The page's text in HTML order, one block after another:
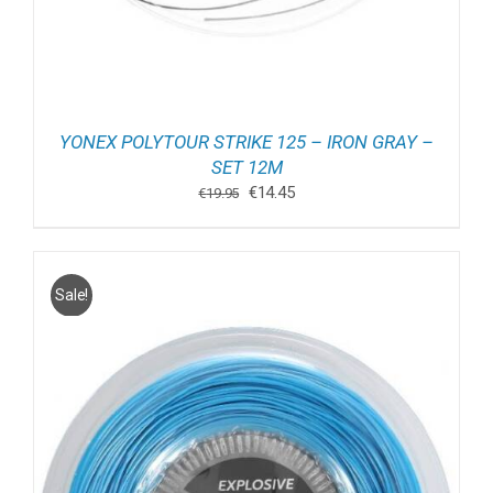
YONEX POLYTOUR STRIKE 125 – IRON GRAY –
SET 12M
€19.95 Oorspronkelijke
€14.45Huidige
Sale!